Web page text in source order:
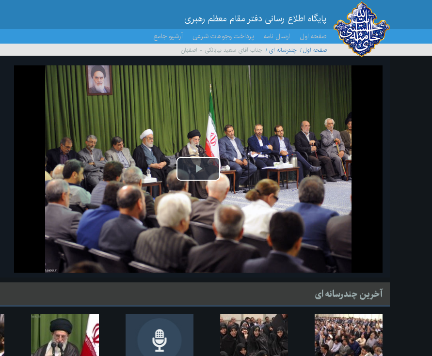
پایگاه اطلاع رسانی دفتر مقام معظم رهبری
صفحه اول ارسال نامه پرداخت وجوهات شرعی آرشیو جامع
صفحه اول چندرسانه ای جناب آقای سعید بیابانکی - اصفهان
پخش
ویدیو
آخرین چندرسانه ای